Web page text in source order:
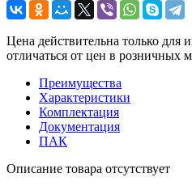
Цена действительна только для
отличаться от цен в розничных
Преимущества
Характеристики
Комплектация
Документация
ПАК
Описание товара отсутствует